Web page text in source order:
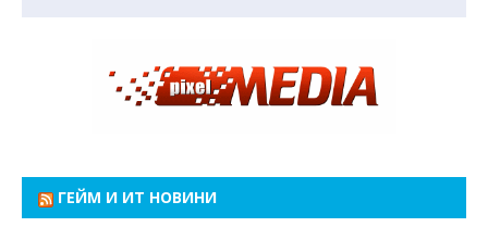
ГЕЙМ И ИТ НОВИНИ